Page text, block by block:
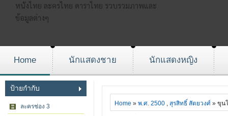
หนังไทย ละครไทย ดาราไทย รวบรวมภาพและ
ข้อมูลต่างๆ
Home นักแสดงชาย นักแสดงหญิง
ป้ายกำกับ
ละครช่อง 3 Home » พ.ศ. 2500 , สุรสิทธิ์ สัตยวงศ์ » ขุน